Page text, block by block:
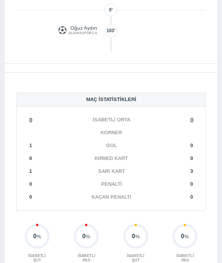
0’
103’
Oğuz Aydın
ALANYASPOR 1-0
MAÇ İSTATISTIKLERI
() İSABETLI ORTA ()
KORNER
1 GOL 0
0 KIRMIZI KART 0
1 SARI KART 3
0 PENALTI 0
0 KAÇAN PENALTI 0
0%
İSABETLI
ŞUT
0%
İSABETLI
PAS
0%
İSABETLI
ŞUT
0%
İSABETLI
PAS